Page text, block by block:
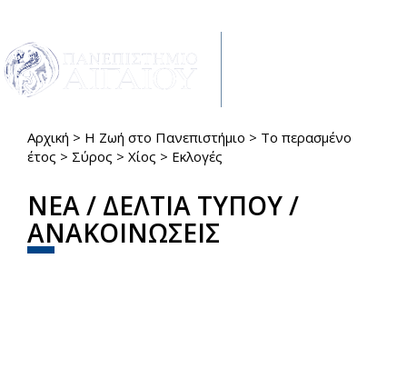
Παράκαμψη προς το κυρίως περιεχόμενο
Είστε εδώ
Αρχική > Η Ζωή στο Πανεπιστήμιο > Το περασμένο
έτος > Σύρος > Χίος > Εκλογές
ΝΕΑ / ΔΕΛΤΙΑ ΤΥΠΟΥ /
ΑΝΑΚΟΙΝΩΣΕΙΣ